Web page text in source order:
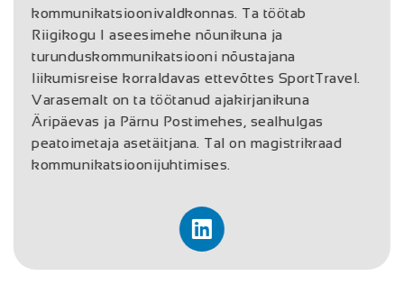
kommunikatsioonivaldkonnas. Ta töötab
Riigikogu I aseesimehe nõunikuna ja
turunduskommunikatsiooni nõustajana
liikumisreise korraldavas ettevõttes SportTravel.
Varasemalt on ta töötanud ajakirjanikuna
Äripäevas ja Pärnu Postimehes, sealhulgas
peatoimetaja asetäitjana. Tal on magistrikraad
kommunikatsioonijuhtimises.